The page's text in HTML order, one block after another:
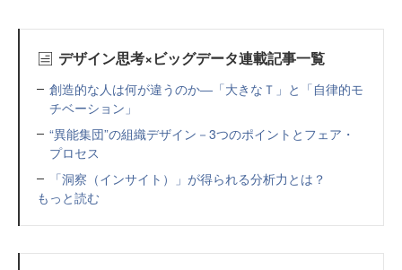
デザイン思考×ビッグデータ連載記事一覧
創造的な人は何が違うのか―「大きなＴ」と「自律的モ
チベーション」
“異能集団”の組織デザイン－3つのポイントとフェア・
プロセス
「洞察（インサイト）」が得られる分析力とは？
もっと読む